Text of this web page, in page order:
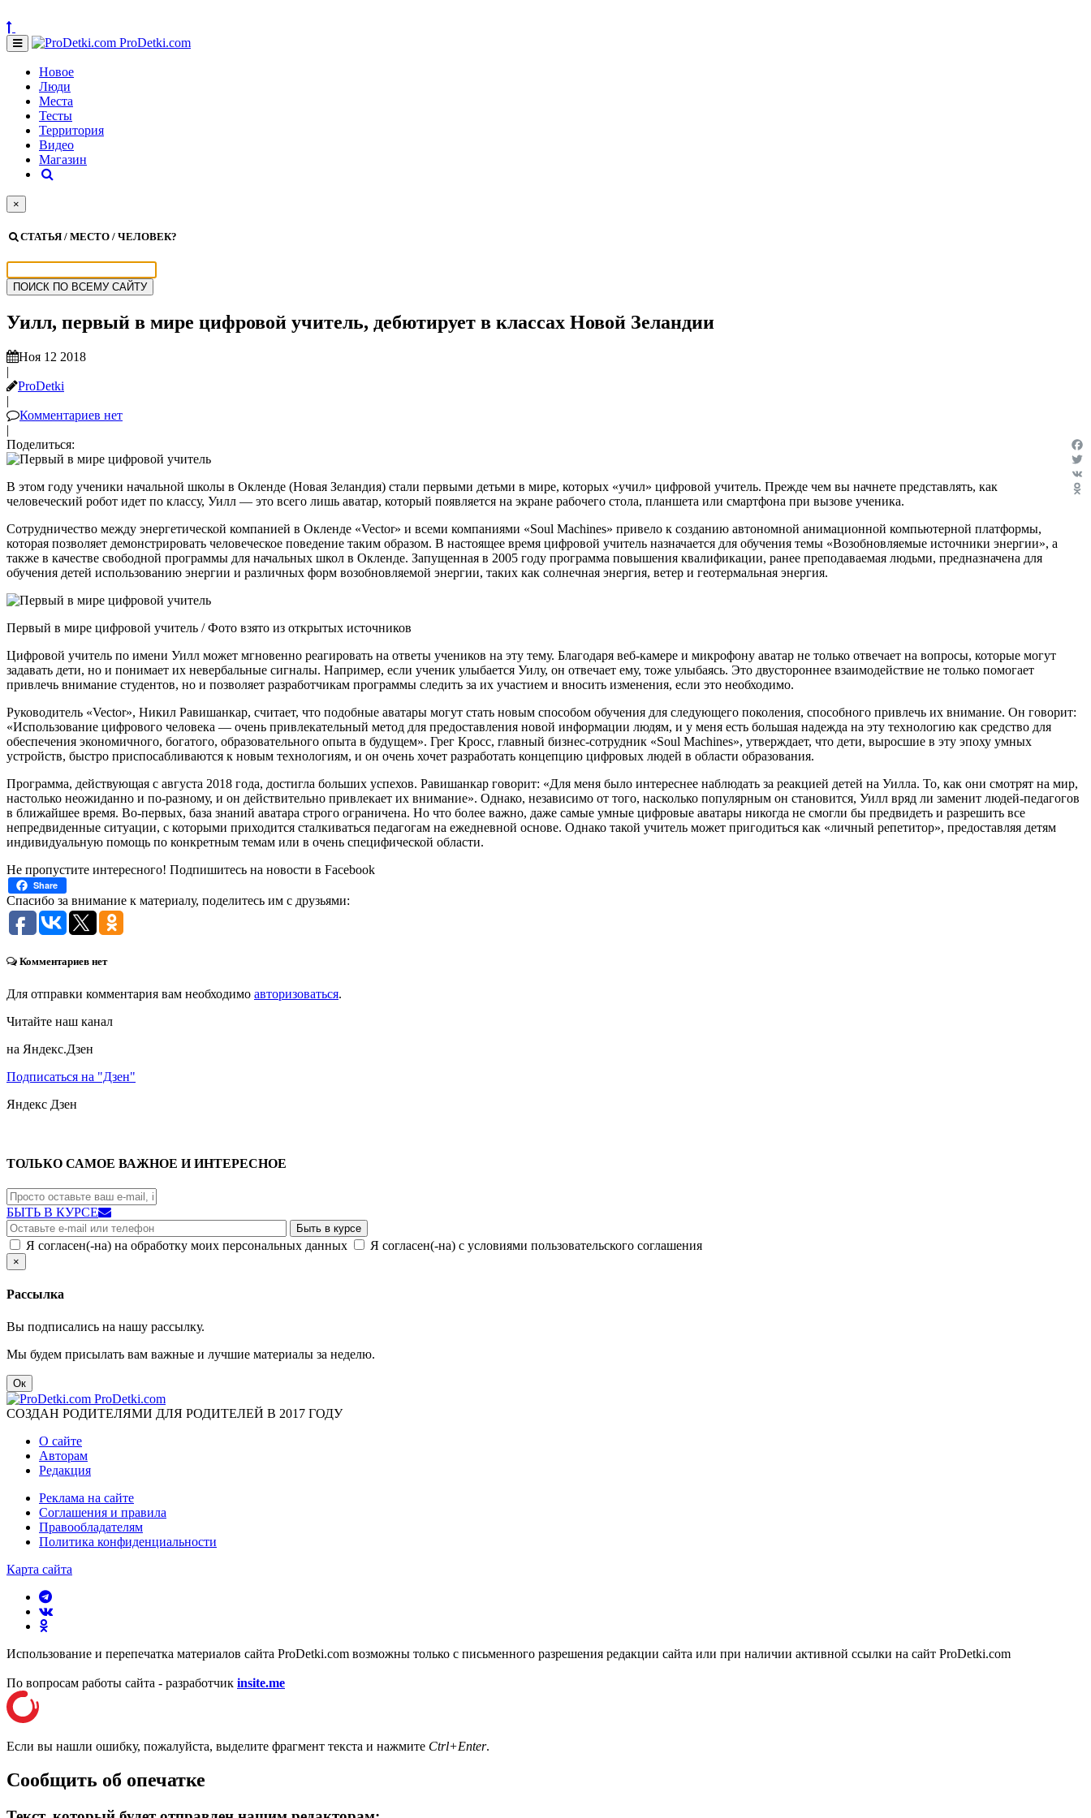
ProDetki.com
Новое
Люди
Места
Тесты
Территория
Видео
Магазин
×
СТАТЬЯ / МЕСТО / ЧЕЛОВЕК?
Уилл, первый в мире цифровой учитель, дебютирует в классах Новой Зеландии
Ноя 12 2018
|
ProDetki
|
Комментариев нет
|
Поделиться:
VK
В этом году ученики начальной школы в Окленде (Новая Зеландия) стали первыми детьми в мире, которых «учил» цифровой учитель. Прежде чем вы начнете представлять, как
человеческий робот идет по классу, Уилл — это всего лишь аватар, который появляется на экране рабочего стола, планшета или смартфона при вызове ученика.
Сотрудничество между энергетической компанией в Окленде «Vector» и всеми компаниями «Soul Machines» привело к созданию автономной анимационной компьютерной платформы,
которая позволяет демонстрировать человеческое поведение таким образом. В настоящее время цифровой учитель назначается для обучения темы «Возобновляемые источники энергии», а
также в качестве свободной программы для начальных школ в Окленде. Запущенная в 2005 году программа повышения квалификации, ранее преподаваемая людьми, предназначена для
обучения детей использованию энергии и различных форм возобновляемой энергии, таких как солнечная энергия, ветер и геотермальная энергия.
Первый в мире цифровой учитель / Фото взято из открытых источников
Цифровой учитель по имени Уилл может мгновенно реагировать на ответы учеников на эту тему. Благодаря веб-камере и микрофону аватар не только отвечает на вопросы, которые могут
задавать дети, но и понимает их невербальные сигналы. Например, если ученик улыбается Уилу, он отвечает ему, тоже улыбаясь. Это двустороннее взаимодействие не только помогает
привлечь внимание студентов, но и позволяет разработчикам программы следить за их участием и вносить изменения, если это необходимо.
Руководитель «Vector», Никил Равишанкар, считает, что подобные аватары могут стать новым способом обучения для следующего поколения, способного привлечь их внимание. Он говорит:
«Использование цифрового человека — очень привлекательный метод для предоставления новой информации людям, и у меня есть большая надежда на эту технологию как средство для
обеспечения экономичного, богатого, образовательного опыта в будущем». Грег Кросс, главный бизнес-сотрудник «Soul Machines», утверждает, что дети, выросшие в эту эпоху умных
устройств, быстро приспосабливаются к новым технологиям, и он очень хочет разработать концепцию цифровых людей в области образования.
Программа, действующая с августа 2018 года, достигла больших успехов. Равишанкар говорит: «Для меня было интереснее наблюдать за реакцией детей на Уилла. То, как они смотрят на мир,
настолько неожиданно и по-разному, и он действительно привлекает их внимание». Однако, независимо от того, насколько популярным он становится, Уилл вряд ли заменит людей-педагогов
в ближайшее время. Во-первых, база знаний аватара строго ограничена. Но что более важно, даже самые умные цифровые аватары никогда не смогли бы предвидеть и разрешить все
непредвиденные ситуации, с которыми приходится сталкиваться педагогам на ежедневной основе. Однако такой учитель может пригодиться как «личный репетитор», предоставляя детям
индивидуальную помощь по конкретным темам или в очень специфической области.
Не пропустите интересного! Подпишитесь на новости в Facebook
Share
Спасибо за внимание к материалу, поделитесь им с друзьями:
Комментариев нет
Для отправки комментария вам необходимо авторизоваться.
Читайте наш канал
на Яндекс.Дзен
Подписаться на "Дзен"
Яндекс Дзен
ТОЛЬКО САМОЕ ВАЖНОЕ И ИНТЕРЕСНОЕ
БЫТЬ В КУРСЕ
Я согласен(-на) на обработку моих персональных данных Я согласен(-на) с условиями пользовательского соглашения
×
Рассылка
Вы подписались на нашу рассылку.
Мы будем присылать вам важные и лучшие материалы за неделю.
Ок
ProDetki.com
СОЗДАН РОДИТЕЛЯМИ ДЛЯ РОДИТЕЛЕЙ В 2017 ГОДУ
О сайте
Авторам
Редакция
Реклама на сайте
Соглашения и правила
Правообладателям
Политика конфиденциальности
Карта сайта
Использование и перепечатка материалов сайта ProDetki.com возможны только с письменного разрешения редакции сайта или при наличии активной ссылки на сайт ProDetki.com
По вопросам работы сайта - разработчик insite.me
Если вы нашли ошибку, пожалуйста, выделите фрагмент текста и нажмите Ctrl+Enter.
Сообщить об опечатке